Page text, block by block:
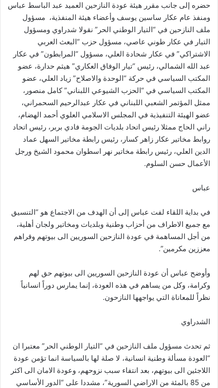
حضره إلى جانب مقرر هيئة عودة النازحين العميد عبد الباسط عباس
ومنفذ عام عكار ساسين يوسف وأعضاء هيئة المنفذية، مسؤول
ملف النازحين في “التيار الوطني الحر” نقولا شدراوي ومسؤول
التيار في عكار طوني عاصي، مسؤول حزب “البعث العربي
الاشتراكي” في عكار شحادة العلي، مسؤول “المرابطون” في عكار
عبد الله الشمالي، رئيس “تيار الوفاق العكاري” هيثم حدارة، عضو
المكتب السياسي في حركة “الوحدة والاصلاح” زياد العلي، عضو
المكتب السياسي في “الحزب الشيوعي اللبناني” كامل منصور،
ممثل المؤتمر الشعبي اللبناني في عكار عبدالرحيم السحمراني،
عضو الهيئة التنفيذية في المجلس الاسلامي العلوي أحمد الهضام،
راني الحاج ممثلا رئيس اتحاد بلديات الجومة فادي بربر، رئيس اتحاد
روابط مخاتير عكار زاهر كسار، رئيس رابطة مخاتير السهل عماد
الدين العلي، رئيس رابطة مخاتير نهر اسطوان محمود الشيخ ورجل
الأعمال حسن السلوم.
عباس
في بداية اللقاء لفت عباس إلى أن الهدف من الاجتماع هو “التنسيق
مع جميع الاطراف من أحزاب وطنية وبلديات ومخاتير ولجان أهلية،
من أجل المساهمة في عودة النازحين السوريين الى بيوتهم وقراهم
معززين مكرمين”.
وأوضح عباس أن عودة النازحين السوريين الى بيوتهم حق لهم
وكرامة، وكل من يساهم في هذه العودة، إنما يمارس دوراً انسانياً
نظراً للمعاناة التي يواجهها النازحون.
الشدراوي
ثم تحدث مسؤول ملف النازحين في “التيار الوطني الحر” معتبرا ان
“العودة مسألة وطنية انسانية، لا صلة لها بالسياسة انما تؤمن عودة
اللاجئين الى بيوتهم، بعد انتفاء سبب نزوحهم، وعودة الامان الى اكثر
من 85 بالمئة من الاراضي السورية”، مشددا على “الدور الأساسي